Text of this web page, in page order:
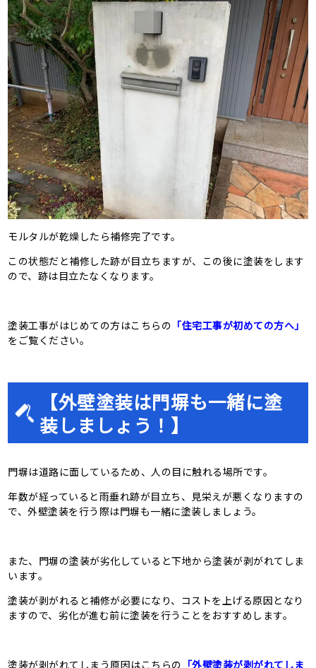
モルタルが乾燥したら補修完了です。
この状態だと補修した跡が目立ちますが、この後に塗装をします
ので、跡は目立たなくなります。
塗装工事がはじめての方はこちらの 「住宅工事が初めての方へ」
をご覧ください。
【外壁塗装は門塀も一緒に塗
装しましょう！】
門塀は道路に面しているため、人の目に触れる場所です。
年数が経っていると雨垂れ跡が目立ち、見栄えが悪くなりますの
で、外壁塗装を行う際は門塀も一緒に塗装しましょう。
また、門塀の塗装が劣化していると下地から塗装が剥がれてしま
います。
塗装が剥がれると補修が必要になり、コストを上げる原因となり
ますので、劣化が進む前に塗装を行うことをおすすめします。
塗装が剥がれてしまう原因はこちらの 「外壁塗装が剥がれてしま